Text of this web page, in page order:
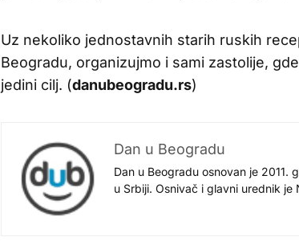
Uz nekoliko jednostavnih starih ruskih
Beogradu, organizujmo i sami zastolije,
jedini cilj. (danubeogradu.rs)
Dan u Beogradu
Dan u Beogradu osnovan je 2011.
u Srbiji. Osnivač i glavni urednik je